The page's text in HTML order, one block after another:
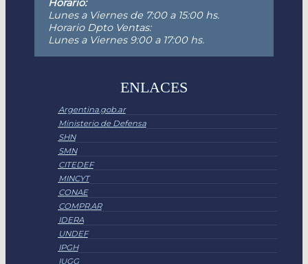
Horario:
Lunes a Viernes de 7:00 a 15:00 hs.
Horario Dpto Ventas:
Lunes a Viernes 9:00 a 17:00 hs.
ENLACES
Argentina.gob.ar
Ministerio de Defensa
SHN
SMN
CITEDEF
MINCYT
CONAE
COMPR.AR
IDERA
UNDEF
IPGH
IUGG